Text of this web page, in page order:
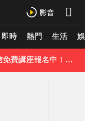
即時 熱門 生活白海豚進逼會放颱風假？全台各縣市暴風侵襲率曝
《理財達人秀》X 安聯投信免費講座報名中！搶先卡位 2027